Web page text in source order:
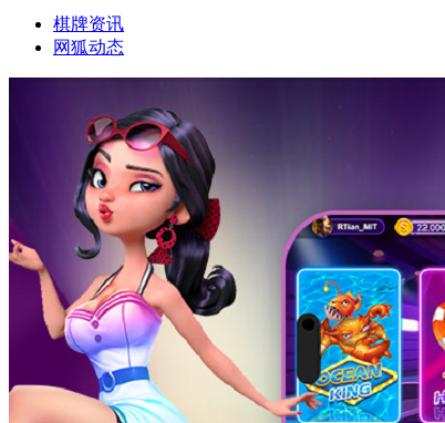
棋牌资讯
网狐动态